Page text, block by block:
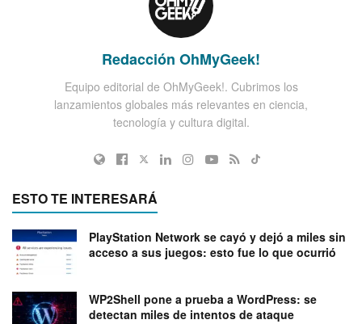
Redacción OhMyGeek!
Equipo editorial de OhMyGeek!. Cubrimos los
lanzamientos globales más relevantes en ciencia,
tecnología y cultura digital.
ESTO TE INTERESARÁ
PlayStation Network se cayó y dejó a miles sin
acceso a sus juegos: esto fue lo que ocurrió
WP2Shell pone a prueba a WordPress: se
detectan miles de intentos de ataque